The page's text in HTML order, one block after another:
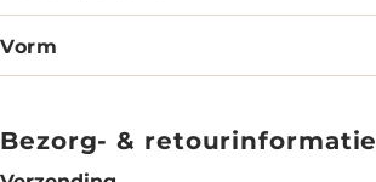
Vorm
Bezorg- & retourinformatie